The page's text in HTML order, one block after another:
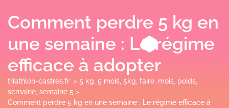
Comment perdre 5 kg en
une semaine : Le régime
efficace à adopter
triathlon-castres.fr > 5 kg 5 mois 5kg faire mois poids
semaine semaine 5 >
Comment perdre 5 kg en une semaine : Le régime efficace à